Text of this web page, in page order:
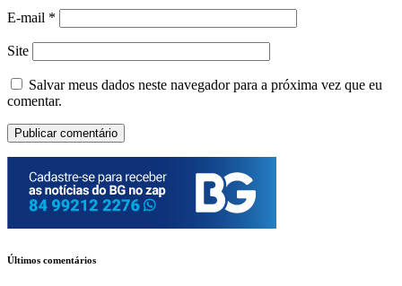
E-mail *
Site
Salvar meus dados neste navegador para a próxima vez que eu
comentar.
Últimos comentários